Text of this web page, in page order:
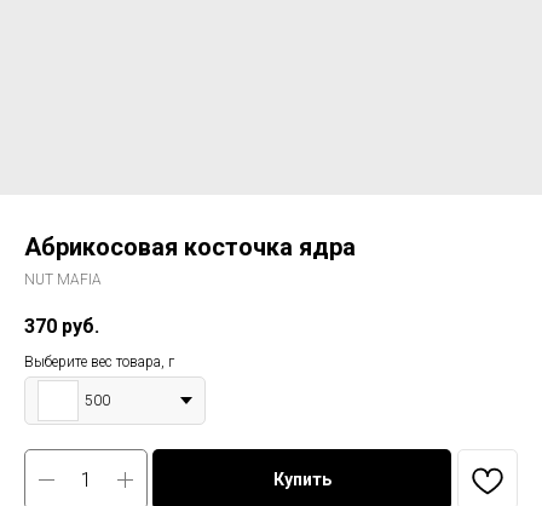
Абрикосовая косточка ядра
NUT MAFIA
370 руб.
Выберите вес товара, г
500
Купить